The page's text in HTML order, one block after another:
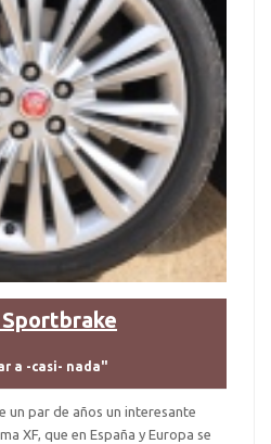
a -casi- nada"
un par de años un interesante
XF, que en España y Europa se